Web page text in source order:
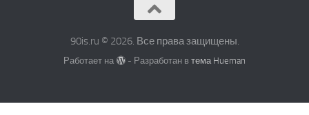
90is.ru © 2026. Все права защищены.
Работает на - Разработан в тема Hueman